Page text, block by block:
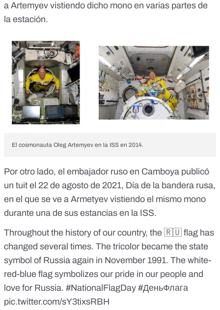
a Artemyev vistiendo dicho mono en varias partes de
la estación.
El cosmonauta Oleg Artemyev en la ISS en 2014.
Por otro lado, el embajador ruso en Camboya publicó
un tuit el 22 de agosto de 2021, Día de la bandera rusa,
en el que se ve a Armetyev vistiendo el mismo mono
durante una de sus estancias en la ISS.
Throughout the history of our country, the 🇷🇺 flag has
changed several times. The tricolor became the state
symbol of Russia again in November 1991. The white-
red-blue flag symbolizes our pride in our people and
love for Russia. #NationalFlagDay #ДеньФлага
pic.twitter.com/sY3tixsRBH